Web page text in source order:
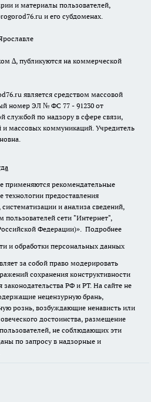
и материалы пользователей,
и его субдоменах.
∆, публикуются на коммерческой
является средством массовой
номер ЭЛ № ФС 77 - 91230 от
службой по надзору в сфере связи,
массовых коммуникаций. Учредитель
применяются рекомендательные
предоставления
и анализа сведений,
пользователей сети "Интернет",
Федерации)». Подробнее
и обработки персональных данных
за собой право модерировать
сохранения конструктивности
РФ и РТ. На сайте не
нецензурную брань,
рознь, возбуждающие ненависть или
достоинства, размещение
не соблюдающих эти
по запросу в надзорные и